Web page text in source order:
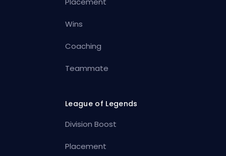
Wins
Coaching
Teammate
League of Legends
Division Boost
Placement